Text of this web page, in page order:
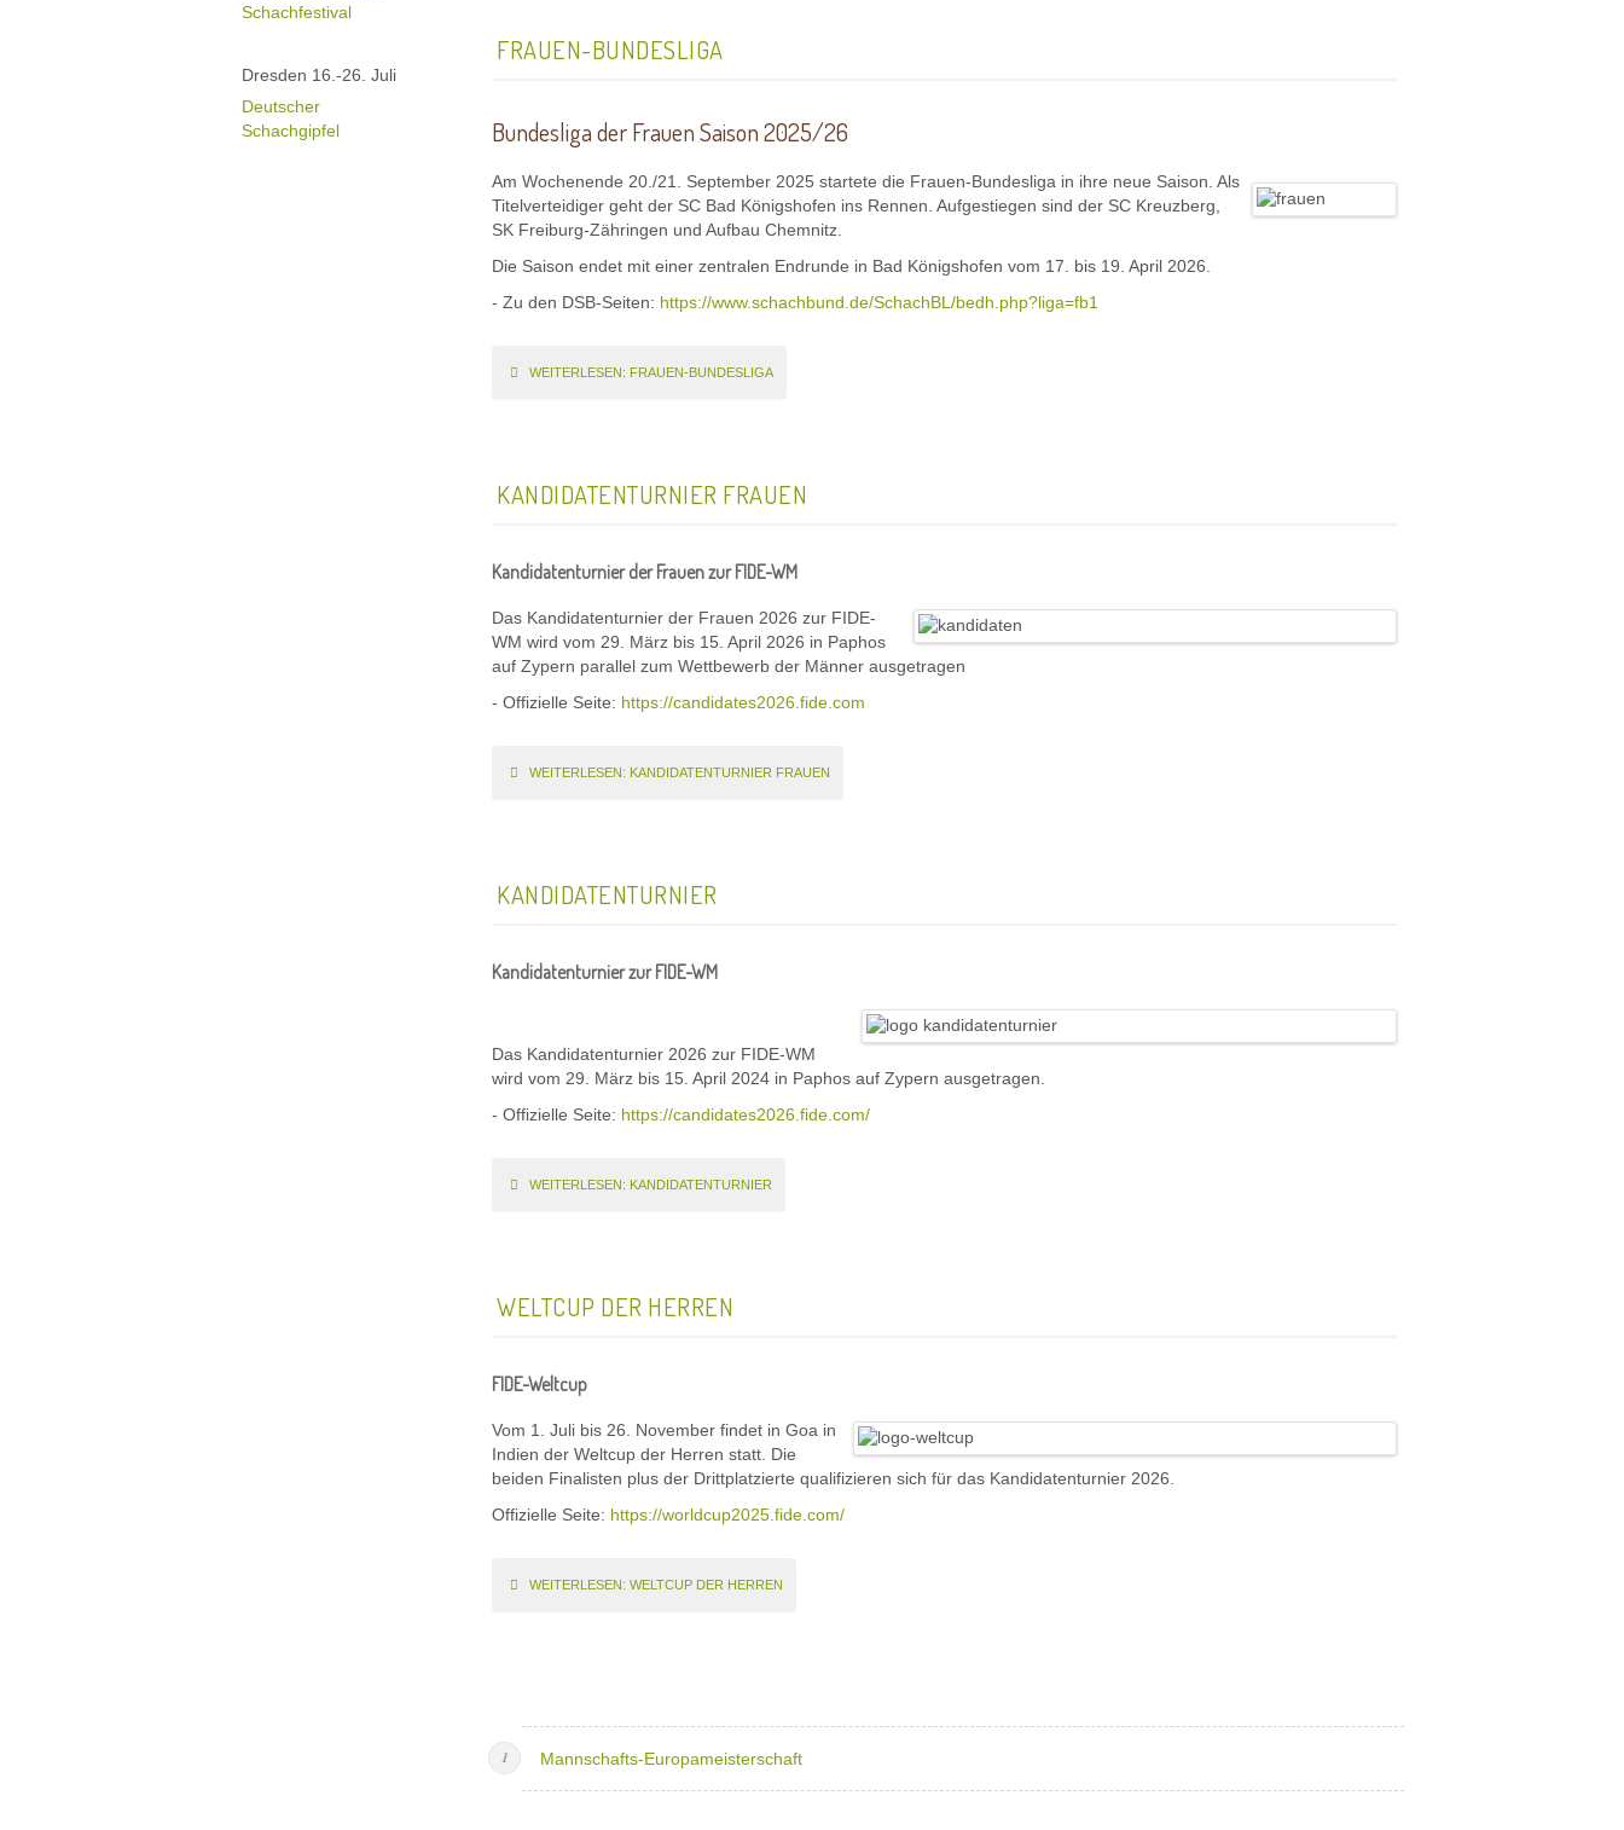
Schachfestival
Dresden 16.-26. Juli
Deutscher
Schachgipfel
FRAUEN-BUNDESLIGA
Bundesliga der Frauen Saison 2025/26
Am Wochenende 20./21. September 2025 startete die Frauen-Bundesliga in ihre neue Saison. Als
Titelverteidiger geht der SC Bad Königshofen ins Rennen. Aufgestiegen sind der SC Kreuzberg,
SK Freiburg-Zähringen und Aufbau Chemnitz.
Die Saison endet mit einer zentralen Endrunde in Bad Königshofen vom 17. bis 19. April 2026.
- Zu den DSB-Seiten: https://www.schachbund.de/SchachBL/bedh.php?liga=fb1
WEITERLESEN: FRAUEN-BUNDESLIGA
KANDIDATENTURNIER FRAUEN
Kandidatenturnier der Frauen zur FIDE-WM
Das Kandidatenturnier der Frauen 2026 zur FIDE-
WM wird vom 29. März bis 15. April 2026 in Paphos
auf Zypern parallel zum Wettbewerb der Männer ausgetragen
- Offizielle Seite: https://candidates2026.fide.com
WEITERLESEN: KANDIDATENTURNIER FRAUEN
KANDIDATENTURNIER
Kandidatenturnier zur FIDE-WM
Das Kandidatenturnier 2026 zur FIDE-WM
wird vom 29. März bis 15. April 2024 in Paphos auf Zypern ausgetragen.
- Offizielle Seite: https://candidates2026.fide.com/
WEITERLESEN: KANDIDATENTURNIER
WELTCUP DER HERREN
FIDE-Weltcup
Vom 1. Juli bis 26. November findet in Goa in
Indien der Weltcup der Herren statt. Die
beiden Finalisten plus der Drittplatzierte qualifizieren sich für das Kandidatenturnier 2026.
Offizielle Seite: https://worldcup2025.fide.com/
WEITERLESEN: WELTCUP DER HERREN
Mannschafts-Europameisterschaft